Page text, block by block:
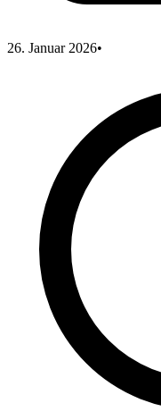
26. Januar 2026•